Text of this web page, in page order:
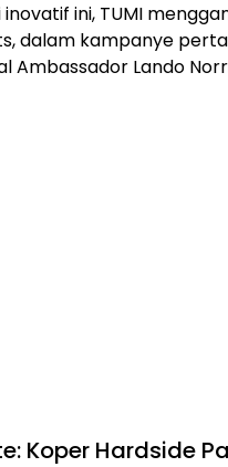
ini, TUMI
dalam kampanye
Ambassador Lando
Koper Hardside